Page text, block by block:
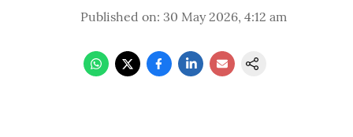
Published on: 30 May 2026, 4:12 am